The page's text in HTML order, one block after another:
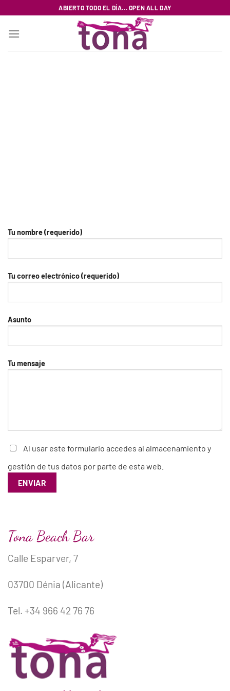
al
contenido
ABIERTO TODO EL DÍA... OPEN ALL DAY
Tu nombre (requerido)
Tu correo electrónico (requerido)
Asunto
Tu mensaje
Al usar este formulario accedes al almacenamiento y
gestión de tus datos por parte de esta web.
Tona Beach Bar
Calle Esparver, 7
03700 Dénia (Alicante)
Tel. +34 966 42 76 76